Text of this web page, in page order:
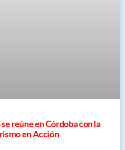
reúne en Córdoba con la
en Acción